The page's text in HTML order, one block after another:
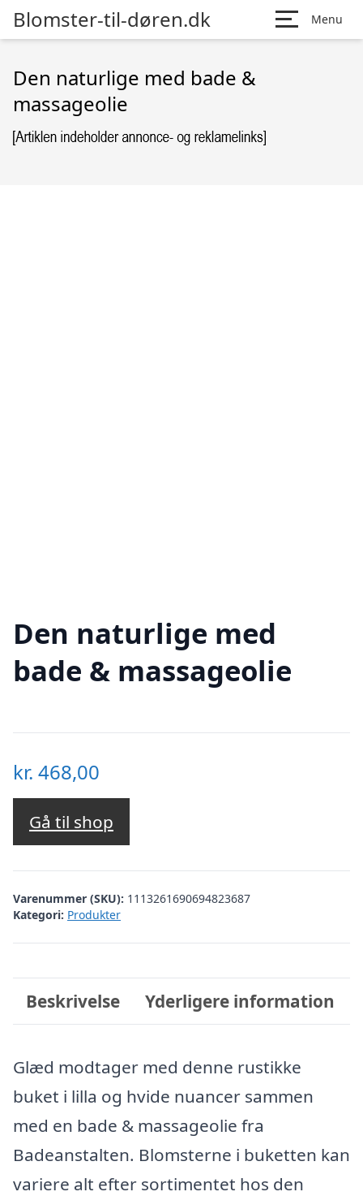
Blomster-til-døren.dk Menu
Den naturlige med bade &
massageolie
Den naturlige med
bade & massageolie
kr. 468,00
Gå til shop
Varenummer (SKU): 1113261690694823687
Kategori: Produkter
Beskrivelse Yderligere information
Glæd modtager med denne rustikke
buket i lilla og hvide nuancer sammen
med en bade & massageolie fra
Badeanstalten. Blomsterne i buketten kan
variere alt efter sortimentet hos den